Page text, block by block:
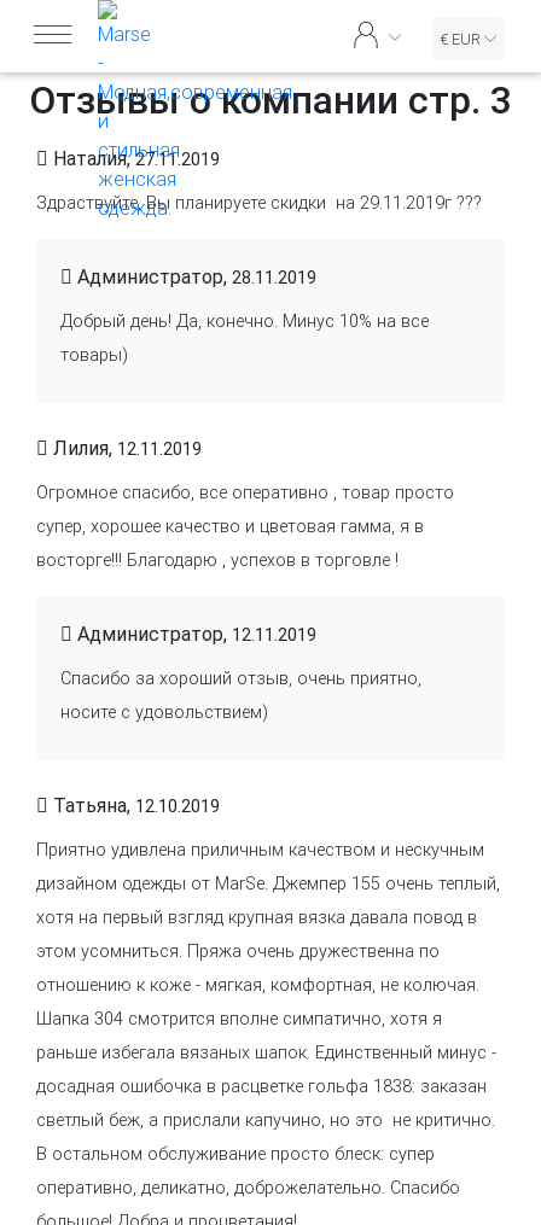
€ EUR
Отзывы о компании стр. 3
Наталия,27.11.2019
Здраствуйте, Вы планируете скидки на 29.11.2019г ???
Администратор, 28.11.2019
Добрый день! Да, конечно. Минус 10% на все
товары)
Лилия, 12.11.2019
Огромное спасибо, все оперативно , товар просто
супер, хорошее качество и цветовая гамма, я в
восторге!!! Благодарю , успехов в торговле !
Администратор, 12.11.2019
Спасибо за хороший отзыв, очень приятно,
носите с удовольствием)
Татьяна, 12.10.2019
Приятно удивлена приличным качеством и нескучным
дизайном одежды от MarSe. Джемпер 155 очень теплый,
хотя на первый взгляд крупная вязка давала повод в
этом усомниться. Пряжа очень дружественна по
отношению к коже - мягкая, комфортная, не колючая.
Шапка 304 смотрится вполне симпатично, хотя я
раньше избегала вязаных шапок. Единственный минус -
досадная ошибочка в расцветке гольфа 1838: заказан
светлый беж, а прислали капучино, но это не критично.
В остальном обслуживание просто блеск: супер
оперативно, деликатно, доброжелательно. Спасибо